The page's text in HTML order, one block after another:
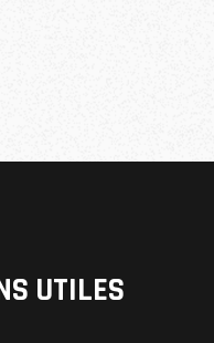
UTILES